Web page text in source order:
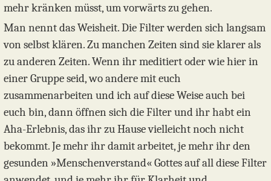
mehr kränken müsst, um vorwärts zu gehen.
Man nennt das Weisheit. Die Filter werden sich langsam
von selbst klären. Zu manchen Zeiten sind sie klarer als
zu anderen Zeiten. Wenn ihr meditiert oder wie hier in
einer Gruppe seid, wo andere mit euch
zusammenarbeiten und ich auf diese Weise auch bei
euch bin, dann öffnen sich die Filter und ihr habt ein
Aha-Erlebnis, das ihr zu Hause vielleicht noch nicht
bekommt. Je mehr ihr damit arbeitet, je mehr ihr den
gesunden »Menschenverstand« Gottes auf all diese Filter